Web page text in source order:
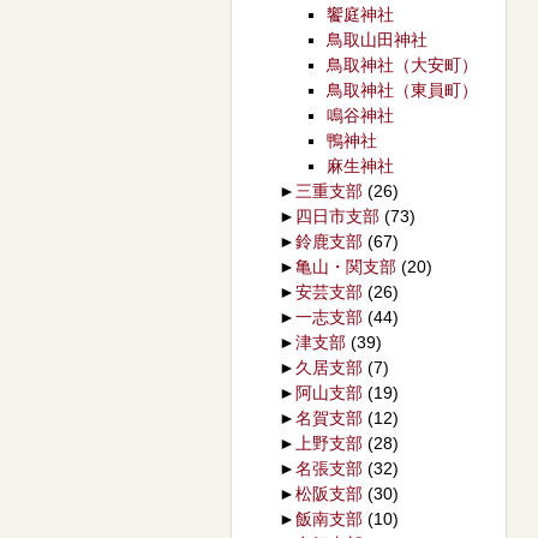
饗庭神社
鳥取山田神社
鳥取神社（大安町）
鳥取神社（東員町）
鳴谷神社
鴨神社
麻生神社
► 三重支部 (26)
► 四日市支部 (73)
►鈴鹿支部 (67)
►亀山・関支部 (20)
►安芸支部 (26)
►一志支部 (44)
►津支部 (39)
► 久居支部 (7)
► 阿山支部 (19)
►名賀支部 (12)
►
上野支部 (28)
►名張支部 (32)
►松阪支部 (30)
►飯南支部 (10)